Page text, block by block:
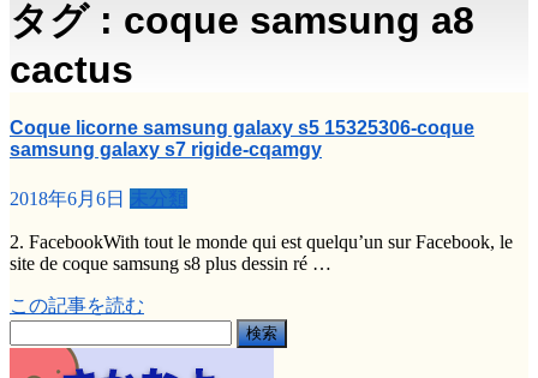
タグ : coque samsung a8
cactus
Coque licorne samsung galaxy s5 15325306-coque
samsung galaxy s7 rigide-cqamgy
2018年6月6日 未分類
2. FacebookWith tout le monde qui est quelqu’un sur Facebook, le
site de coque samsung s8 plus dessin ré …
この記事を読む
索: